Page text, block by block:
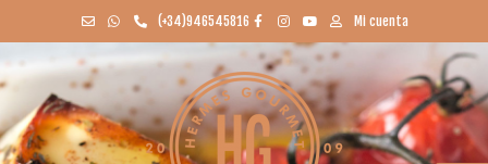
(+34)946545816 Mi cuenta